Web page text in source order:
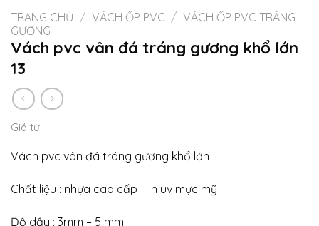
TRANG CHỦ / VÁCH ỐP PVC / VÁCH ỐP PVC TRÁNG
GƯƠNG
Vách pvc vân đá tráng gương khổ lớn
13
Giá từ:
Vách pvc vân đá tráng gương khổ lớn
Chất liệu : nhựa cao cấp – in uv mực mỹ
Độ dầy : 3mm – 5 mm